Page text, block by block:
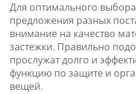
Для оптимального
предложения разных
внимание на качество
застежки. Правильно
прослужат долго и
функцию по защите и
вещей.